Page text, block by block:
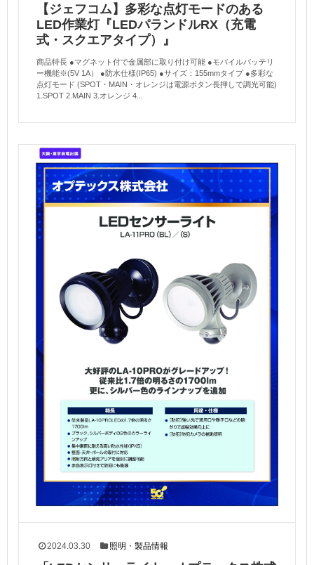
【ジェフコム】多彩な点灯モードのある
LED作業灯『LEDパランドルRX（充電
式・スクエアタイプ）』
商品特長 ●マグネット付で金属部に取り付け可能 ●モバイルバッテリ
ー機能※(5V 1A） ●防水仕様(IP65) ●サイズ：155mmタイプ ●多彩な
点灯モード (SPOT・MAIN・オレンジは電源ボタン長押しで調光可能)
1.SPOT 2.MAIN 3.オレンジ 4...
2024.03.30 照明 ・製品情報